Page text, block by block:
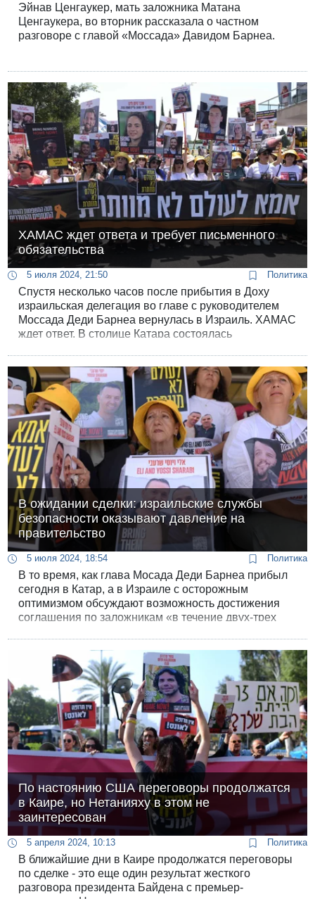
Эйнав Ценгаукер, мать заложника Матана
Ценгаукера, во вторник рассказала о частном
разговоре с главой «Моссада» Давидом Барнеа.
ХАМАС ждет ответа и требует письменного
обязательства
5 июля 2024, 21:50 Политика
Спустя несколько часов после прибытия в Доху
израильская делегация во главе с руководителем
Моссада Деди Барнеа вернулась в Израиль. ХАМАС
ждет ответ. В столице Катара состоялась
В ожидании сделки: израильские службы
безопасности оказывают давление на
правительство
5 июля 2024, 18:54 Политика
В то время, как глава Мосада Деди Барнеа прибыл
сегодня в Катар, а в Израиле с осторожным
оптимизмом обсуждают возможность достижения
соглашения по заложникам «в течение двух-трех
безопасности оказывают давление на
правительство с целью подтолкнуть его к принятию
сделки.
По настоянию США переговоры продолжатся
в Каире, но Нетанияху в этом не
заинтересован
5 апреля 2024, 10:13 Политика
В ближайшие дни в Каире продолжатся переговоры
по сделке - это еще один результат жесткого
разговора президента Байдена с премьер-